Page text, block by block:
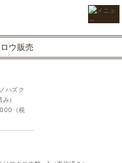
ウ販売
ハズク
）
（税